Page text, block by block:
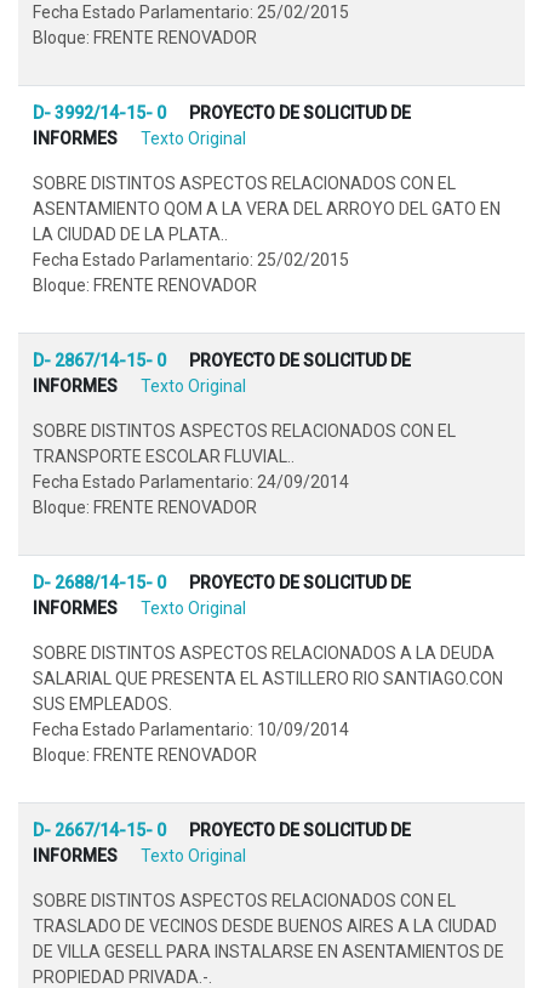
Fecha Estado Parlamentario: 25/02/2015
Bloque: FRENTE RENOVADOR
D- 3992/14-15- 0
PROYECTO DE SOLICITUD DE
INFORMES
Texto Original
SOBRE DISTINTOS ASPECTOS RELACIONADOS CON EL
ASENTAMIENTO QOM A LA VERA DEL ARROYO DEL GATO EN
LA CIUDAD DE LA PLATA..
Fecha Estado Parlamentario: 25/02/2015
Bloque: FRENTE RENOVADOR
D- 2867/14-15- 0
PROYECTO DE SOLICITUD DE
INFORMES
Texto Original
SOBRE DISTINTOS ASPECTOS RELACIONADOS CON EL
TRANSPORTE ESCOLAR FLUVIAL..
Fecha Estado Parlamentario: 24/09/2014
Bloque: FRENTE RENOVADOR
D- 2688/14-15- 0
PROYECTO DE SOLICITUD DE
INFORMES
Texto Original
SOBRE DISTINTOS ASPECTOS RELACIONADOS A LA DEUDA
SALARIAL QUE PRESENTA EL ASTILLERO RIO SANTIAGO.CON
SUS EMPLEADOS.
Fecha Estado Parlamentario: 10/09/2014
Bloque: FRENTE RENOVADOR
D- 2667/14-15- 0
PROYECTO DE SOLICITUD DE
INFORMES
Texto Original
SOBRE DISTINTOS ASPECTOS RELACIONADOS CON EL
TRASLADO DE VECINOS DESDE BUENOS AIRES A LA CIUDAD
DE VILLA GESELL PARA INSTALARSE EN ASENTAMIENTOS DE
PROPIEDAD PRIVADA.-.